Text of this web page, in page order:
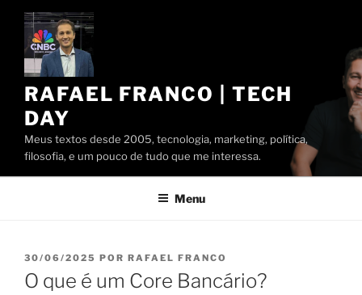
Pular
conteúdo
RAFAEL FRANCO | TECH
DAY
Meus textos desde 2005, tecnologia, marketing, política,
filosofia, e um pouco de tudo que me interessa.
Menu
PUBLICADO
EM
30/06/2025 POR RAFAEL FRANCO
O que é um Core Bancário?